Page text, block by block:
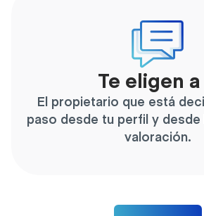
Te eligen
El propietario que está
paso desde tu perfil y desde
valoración.